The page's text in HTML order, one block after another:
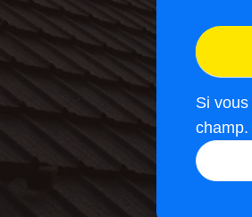
e
s
r
v
i
Si
champ.